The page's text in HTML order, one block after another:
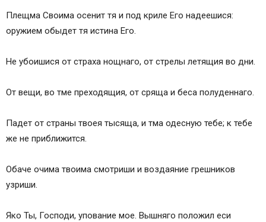
Плещма Своима осенит тя и под криле Его надеешися:
оружием обыдет тя истина Его.
Не убоишися от страха нощнаго, от стрелы летящия во дни.
От вещи, во тме преходящия, от сряща и беса полуденнаго.
Падет от страны твоея тысяща, и тма одесную тебе; к тебе
же не приближится.
Обаче очима твоима смотриши и воздаяние грешников
узриши.
Яко Ты, Господи, упование мое. Вышняго положил еси